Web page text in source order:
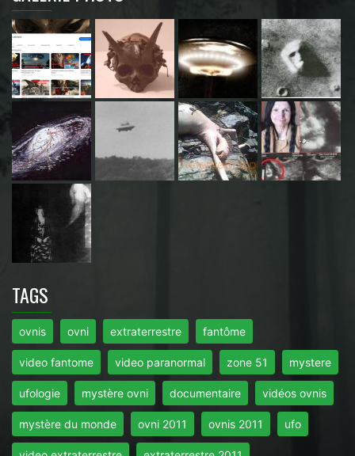
TAGS
ovnis ovni extraterrestre fantôme
video fantome video paranormal zone 51 mystere
ufologie mystère ovni documentaire vidéos ovnis
mystère du monde ovni 2011 ovnis 2011 ufo